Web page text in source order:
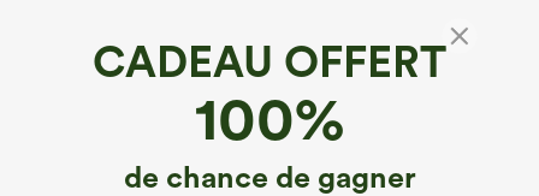
CADEAU OFFERT
100%
de chance de gagner